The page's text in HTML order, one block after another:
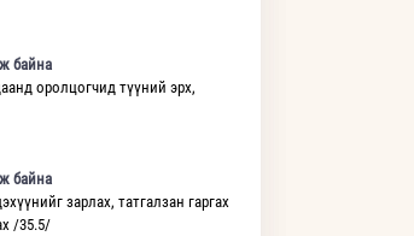
байна
оролцогчид түүний эрх,
байна
зарлах, татгалзан гаргах
/35.5/